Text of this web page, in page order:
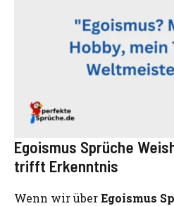
Egoismus Sprüche
trifft Erkenntnis
Wenn wir überEgoismus